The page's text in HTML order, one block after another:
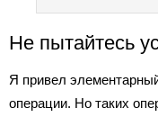
Не пытайтесь
Я привел
операции. Но таких